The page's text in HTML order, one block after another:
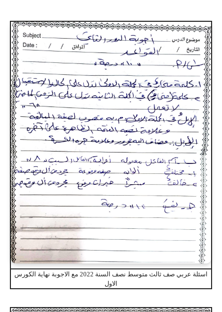
اسئلة عربي صف ثالث متوسط نصف السنة 2022 مع الاجوبة نهاية الكورس
الاول